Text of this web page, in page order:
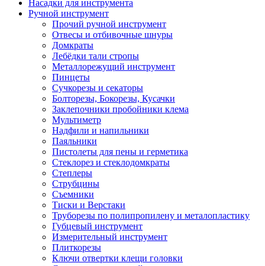
Насадки для инструмента
Ручной инструмент
Прочий ручной инструмент
Отвесы и отбивочные шнуры
Домкраты
Лебёдки тали стропы
Металлорежущий инструмент
Пинцеты
Сучкорезы и секаторы
Болторезы, Бокорезы, Кусачки
Заклепочники пробойники клема
Мультиметр
Надфили и напильники
Паяльники
Пистолеты для пены и герметика
Стеклорез и стеклодомкраты
Степлеры
Струбцины
Съемники
Тиски и Верстаки
Труборезы по полипропилену и металопластику
Губцевый инструмент
Измерительный инструмент
Плиткорезы
Ключи отвертки клещи головки